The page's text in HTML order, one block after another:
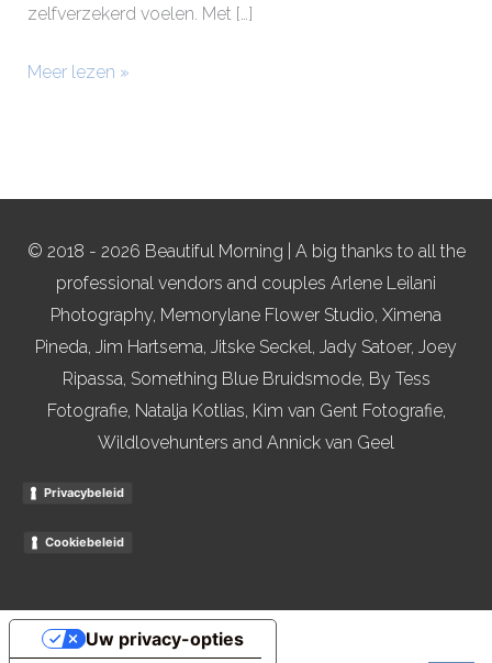
zelfverzekerd voelen. Met […]
Meer lezen »
© 2018 - 2026 Beautiful Morning | A big thanks to all the
professional vendors and couples Arlene Leilani
Photography, Memorylane Flower Studio, Ximena
Pineda, Jim Hartsema, Jitske Seckel, Jady Satoer, Joey
Ripassa, Something Blue Bruidsmode, By Tess
Fotografie, Natalja Kotlias, Kim van Gent Fotografie,
Wildlovehunters and Annick van Geel
Privacybeleid
Cookiebeleid
Uw privacy-opties